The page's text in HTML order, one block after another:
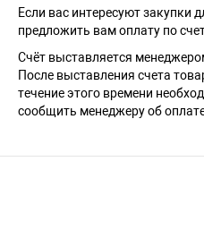
Если вас интересуют
предложить вам оплату по
Счёт выставляется
После выставления счета
течение этого времени
сообщить менеджеру об